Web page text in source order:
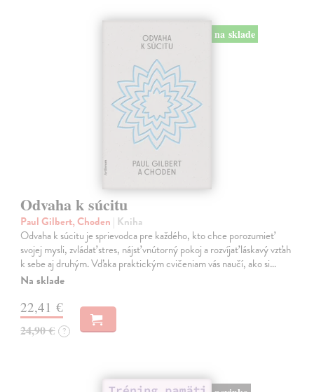
na sklade
Odvaha k súcitu
Paul Gilbert, Choden | Kniha
Odvaha k súcitu je sprievodca pre každého, kto chce porozumieť
svojej mysli, zvládať stres, nájsť vnútorný pokoj a rozvíjať láskavý vzťah
k sebe aj druhým. Vďaka praktickým cvičeniam vás naučí, ako si…
Na sklade
22,41 €
24,90 € ?